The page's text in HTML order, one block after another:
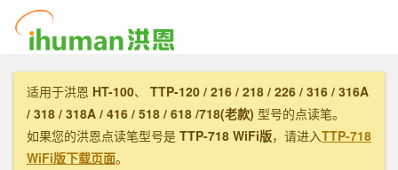
适用于洪恩 HT-100、 TTP-120 / 216 / 218 / 226 / 316 / 316A
/ 318 / 318A / 416 / 518 / 618 /718(老款) 型号的点读笔。
如果您的洪恩点读笔型号是 TTP-718 WiFi版，请进入TTP-718
WiFi版下载页面。